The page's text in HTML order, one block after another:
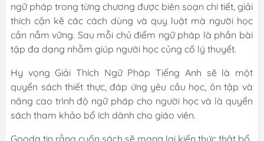
ngữ pháp trong từng chương được biên soạn chi tiết, giải
thích cặn kẽ các cách dùng và quy luật mà người học
cần nắm vững. Sau mỗi chủ điểm ngữ pháp là phần bài
tập đa dạng nhằm giúp người học củng cố lý thuyết.
Hy vọng Giải Thích Ngữ Pháp Tiếng Anh sẽ là một
quyển sách thiết thực, đáp ứng yêu cầu học, ôn tập và
nâng cao trình độ ngữ pháp cho người học và là quyển
sách tham khảo bổ ích dành cho giáo viên.